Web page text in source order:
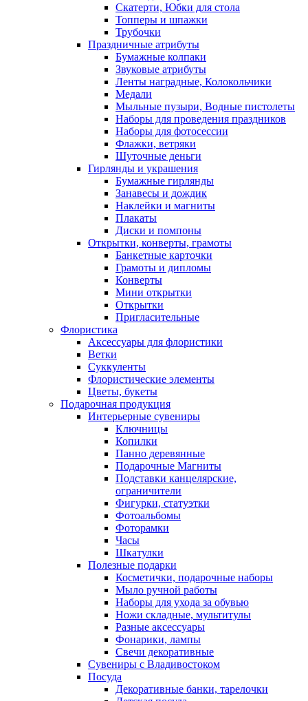
Скатерти, Юбки для стола
Топперы и шпажки
Трубочки
Праздничные атрибуты
Бумажные колпаки
Звуковые атрибуты
Ленты наградные, Колокольчики
Медали
Мыльные пузыри, Водные пистолеты
Наборы для проведения праздников
Наборы для фотосессии
Флажки, ветряки
Шуточные деньги
Гирлянды и украшения
Бумажные гирлянды
Занавесы и дождик
Наклейки и магниты
Плакаты
Диски и помпоны
Открытки, конверты, грамоты
Банкетные карточки
Грамоты и дипломы
Конверты
Мини открытки
Открытки
Пригласительные
Флористика
Аксессуары для флористики
Ветки
Суккуленты
Флористические элементы
Цветы, букеты
Подарочная продукция
Интерьерные сувениры
Ключницы
Копилки
Панно деревянные
Подарочные Магниты
Подставки канцелярские,
ограничители
Фигурки, статуэтки
Фотоальбомы
Фоторамки
Часы
Шкатулки
Полезные подарки
Косметички, подарочные наборы
Мыло ручной работы
Наборы для ухода за обувью
Ножи складные, мультитулы
Разные аксессуары
Фонарики, лампы
Свечи декоративные
Сувениры с Владивостоком
Посуда
Декоративные банки, тарелочки